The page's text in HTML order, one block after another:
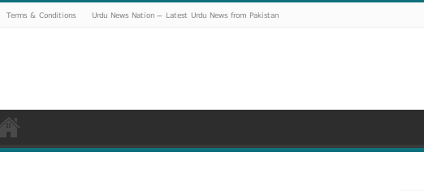
Terms & Conditions Urdu News Nation – Latest Urdu News from Pakistan